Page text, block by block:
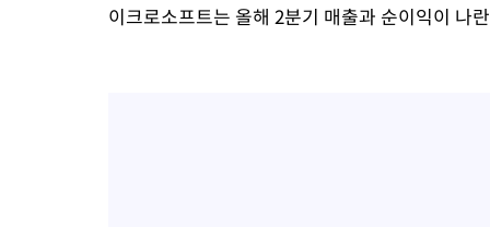
이크로소프트는 올해 2분기 매출과 순이익이 나